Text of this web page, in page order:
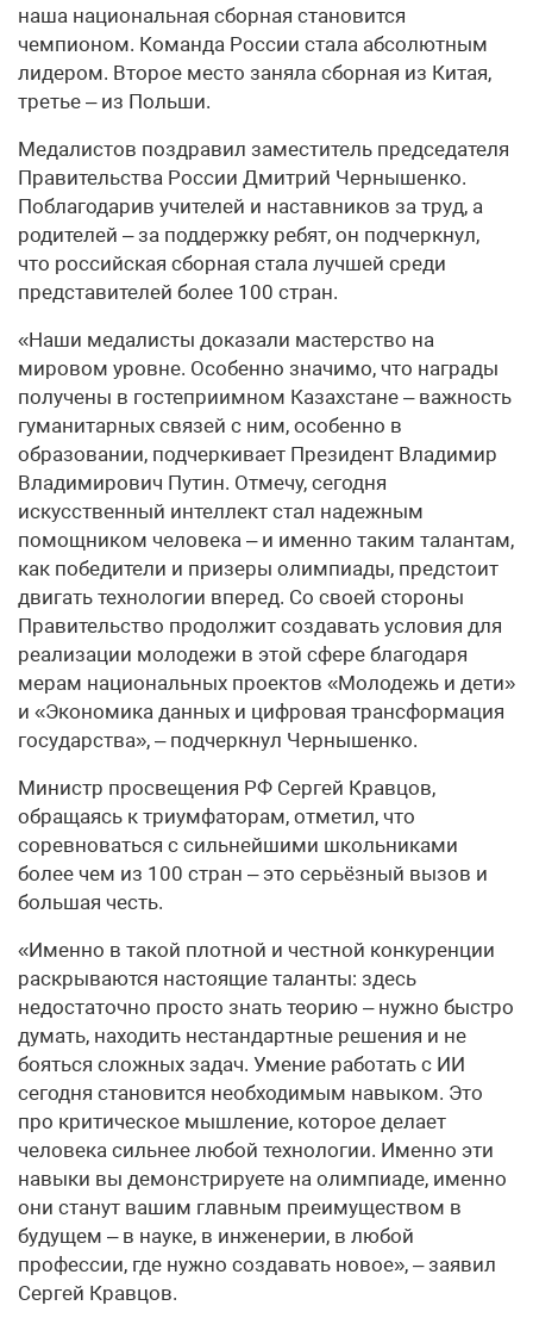
наша национальная сборная становится
чемпионом. Команда России стала абсолютным
лидером. Второе место заняла сборная из Китая,
третье – из Польши.
Медалистов поздравил заместитель председателя
Правительства России Дмитрий Чернышенко.
Поблагодарив учителей и наставников за труд, а
родителей – за поддержку ребят, он подчеркнул,
что российская сборная стала лучшей среди
представителей более 100 стран.
«Наши медалисты доказали мастерство на
мировом уровне. Особенно значимо, что награды
получены в гостеприимном Казахстане – важность
гуманитарных связей с ним, особенно в
образовании, подчеркивает Президент Владимир
Владимирович Путин. Отмечу, сегодня
искусственный интеллект стал надежным
помощником человека – и именно таким талантам,
как победители и призеры олимпиады, предстоит
двигать технологии вперед. Со своей стороны
Правительство продолжит создавать условия для
реализации молодежи в этой сфере благодаря
мерам национальных проектов «Молодежь и дети»
и «Экономика данных и цифровая трансформация
государства», – подчеркнул Чернышенко.
Министр просвещения РФ Сергей Кравцов,
обращаясь к триумфаторам, отметил, что
соревноваться с сильнейшими школьниками
более чем из 100 стран – это серьёзный вызов и
большая честь.
«Именно в такой плотной и честной конкуренции
раскрываются настоящие таланты: здесь
недостаточно просто знать теорию – нужно быстро
думать, находить нестандартные решения и не
бояться сложных задач. Умение работать с ИИ
сегодня становится необходимым навыком. Это
про критическое мышление, которое делает
человека сильнее любой технологии. Именно эти
навыки вы демонстрируете на олимпиаде, именно
они станут вашим главным преимуществом в
будущем – в науке, в инженерии, в любой
профессии, где нужно создавать новое», – заявил
Сергей Кравцов.